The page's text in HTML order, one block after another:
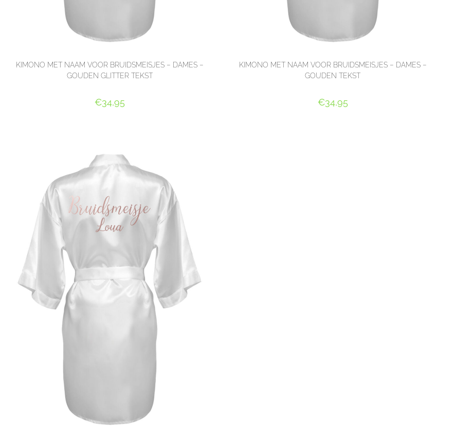
KIMONO MET NAAM VOOR BRUIDSMEISJES – DAMES –
GOUDEN GLITTER TEKST
€34,95
KIMONO MET NAAM VOOR BRUIDSMEISJES – DAMES –
GOUDEN TEKST
€34,95